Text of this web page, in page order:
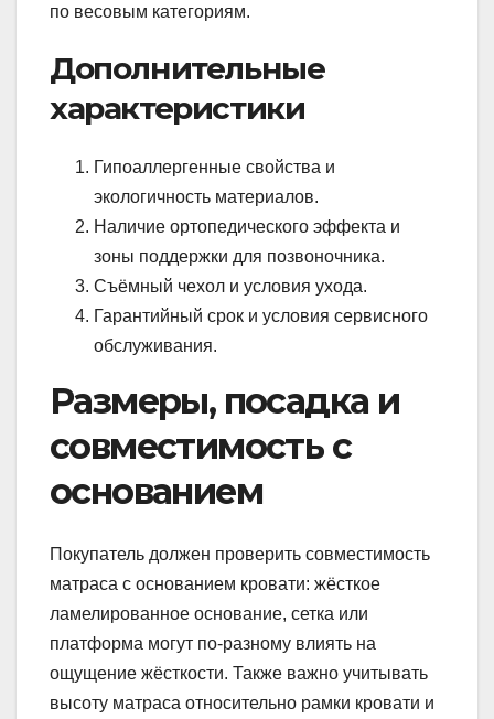
по весовым категориям.
Дополнительные
характеристики
Гипоаллергенные свойства и
экологичность материалов.
Наличие ортопедического эффекта и
зоны поддержки для позвоночника.
Съёмный чехол и условия ухода.
Гарантийный срок и условия сервисного
обслуживания.
Размеры, посадка и
совместимость с
основанием
Покупатель должен проверить совместимость
матраса с основанием кровати: жёсткое
ламелированное основание, сетка или
платформа могут по-разному влиять на
ощущение жёсткости. Также важно учитывать
высоту матраса относительно рамки кровати и